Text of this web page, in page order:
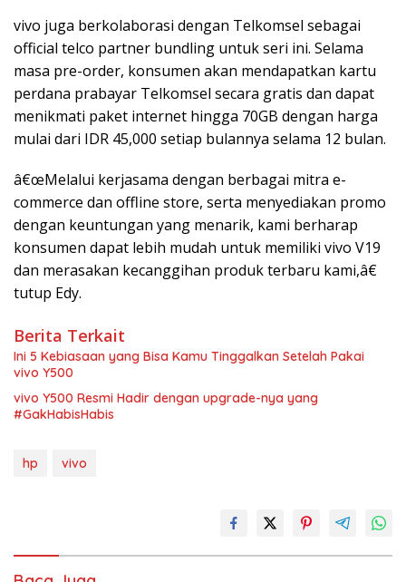
vivo juga berkolaborasi dengan Telkomsel sebagai
official telco partner bundling untuk seri ini. Selama
masa pre-order, konsumen akan mendapatkan kartu
perdana prabayar Telkomsel secara gratis dan dapat
menikmati paket internet hingga 70GB dengan harga
mulai dari IDR 45,000 setiap bulannya selama 12 bulan.
â€œMelalui kerjasama dengan berbagai mitra e-
commerce dan offline store, serta menyediakan promo
dengan keuntungan yang menarik, kami berharap
konsumen dapat lebih mudah untuk memiliki vivo V19
dan merasakan kecanggihan produk terbaru kami,â€
tutup Edy.
Berita Terkait
Ini 5 Kebiasaan yang Bisa Kamu Tinggalkan Setelah Pakai
vivo Y500
vivo Y500 Resmi Hadir dengan upgrade-nya yang
#GakHabisHabis
hp vivo